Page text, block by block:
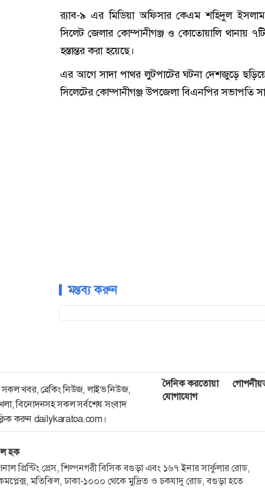
র‌্যাব-৯ এর মিডিয়া অফিসার কেএম শহিদুল ইসলাম
সিলেট জেলার কোম্পানীগঞ্জ ও কোতোয়ালি থানায়
হস্তান্তর করা হয়েছে।
এর আগে সাদা পাথর লুটপাটের ঘটনা দেশজুড়ে
সিলেটের কোম্পানীগঞ্জ উপজেলা বিএনপির সভাপতি
মন্তব্য করুন
সকল খবর, ব্রেকিং নিউজ, লাইভ নিউজ,
বিনোদনসহ সকল সর্বশেষ সংবাদ
করুন dailykaratoa.com।
দৈনিক করতোয়া
যোগাযোগ
হক
প্রিন্টিং প্রেস, শিল্পনগরী বিসিক বগুড়া এবং ১৬৭ ইনার সার্কুলার রোড,
মতিঝিল, ঢাকা-১০০০ থেকে মুদ্রিত ও চকযাদু রোড, বগুড়া হতে